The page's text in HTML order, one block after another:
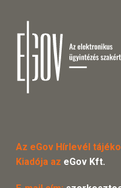
Az eGov Hírlevél
Kiadója az eGov Kft.